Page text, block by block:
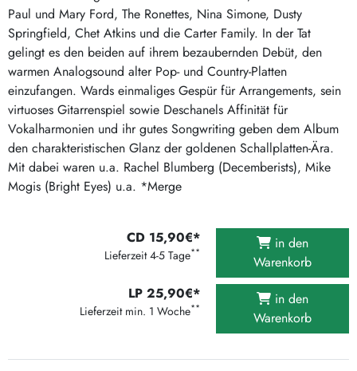
Paul und Mary Ford, The Ronettes, Nina Simone, Dusty
Springfield, Chet Atkins und die Carter Family. In der Tat
gelingt es den beiden auf ihrem bezaubernden Debüt, den
warmen Analogsound alter Pop- und Country-Platten
einzufangen. Wards einmaliges Gespür für Arrangements, sein
virtuoses Gitarrenspiel sowie Deschanels Affinität für
Vokalharmonien und ihr gutes Songwriting geben dem Album
den charakteristischen Glanz der goldenen Schallplatten-Ära.
Mit dabei waren u.a. Rachel Blumberg (Decemberists), Mike
Mogis (Bright Eyes) u.a. *Merge
CD 15,90€*
Lieferzeit 4-5 Tage**
in den
Warenkorb
LP 25,90€*
Lieferzeit min. 1 Woche**
in den
Warenkorb